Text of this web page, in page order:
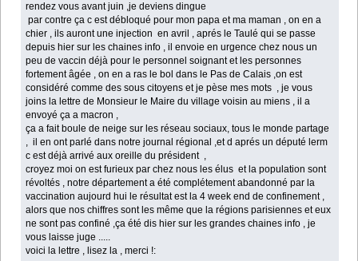
rendez vous avant juin ,je deviens dingue
par contre ça c est débloqué pour mon papa et ma maman , on en a
chier , ils auront une injection en avril , aprés le Taulé qui se passe
depuis hier sur les chaines info , il envoie en urgence chez nous un
peu de vaccin déjà pour le personnel soignant et les personnes
fortement âgée , on en a ras le bol dans le Pas de Calais ,on est
considéré comme des sous citoyens et je pèse mes mots , je vous
joins la lettre de Monsieur le Maire du village voisin au miens , il a
envoyé ça a macron ,
ça a fait boule de neige sur les réseau sociaux, tous le monde partage
, il en ont parlé dans notre journal régional ,et d aprés un député lerm
c est déjà arrivé aux oreille du président ,
croyez moi on est furieux par chez nous les élus et la population sont
révoltés , notre département a été complétement abandonné par la
vaccination aujourd hui le résultat est la 4 week end de confinement ,
alors que nos chiffres sont les même que la régions parisiennes et eux
ne sont pas confiné ,ça été dis hier sur les grandes chaines info , je
vous laisse juge .....
voici la lettre , lisez la , merci !: